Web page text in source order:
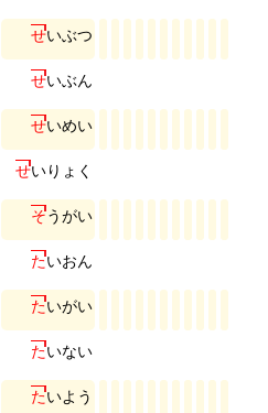
せいぶつ
せいぶん
せいめい
せいり ょ く
そうがい
たいおん
たいがい
たいない
たいよ う